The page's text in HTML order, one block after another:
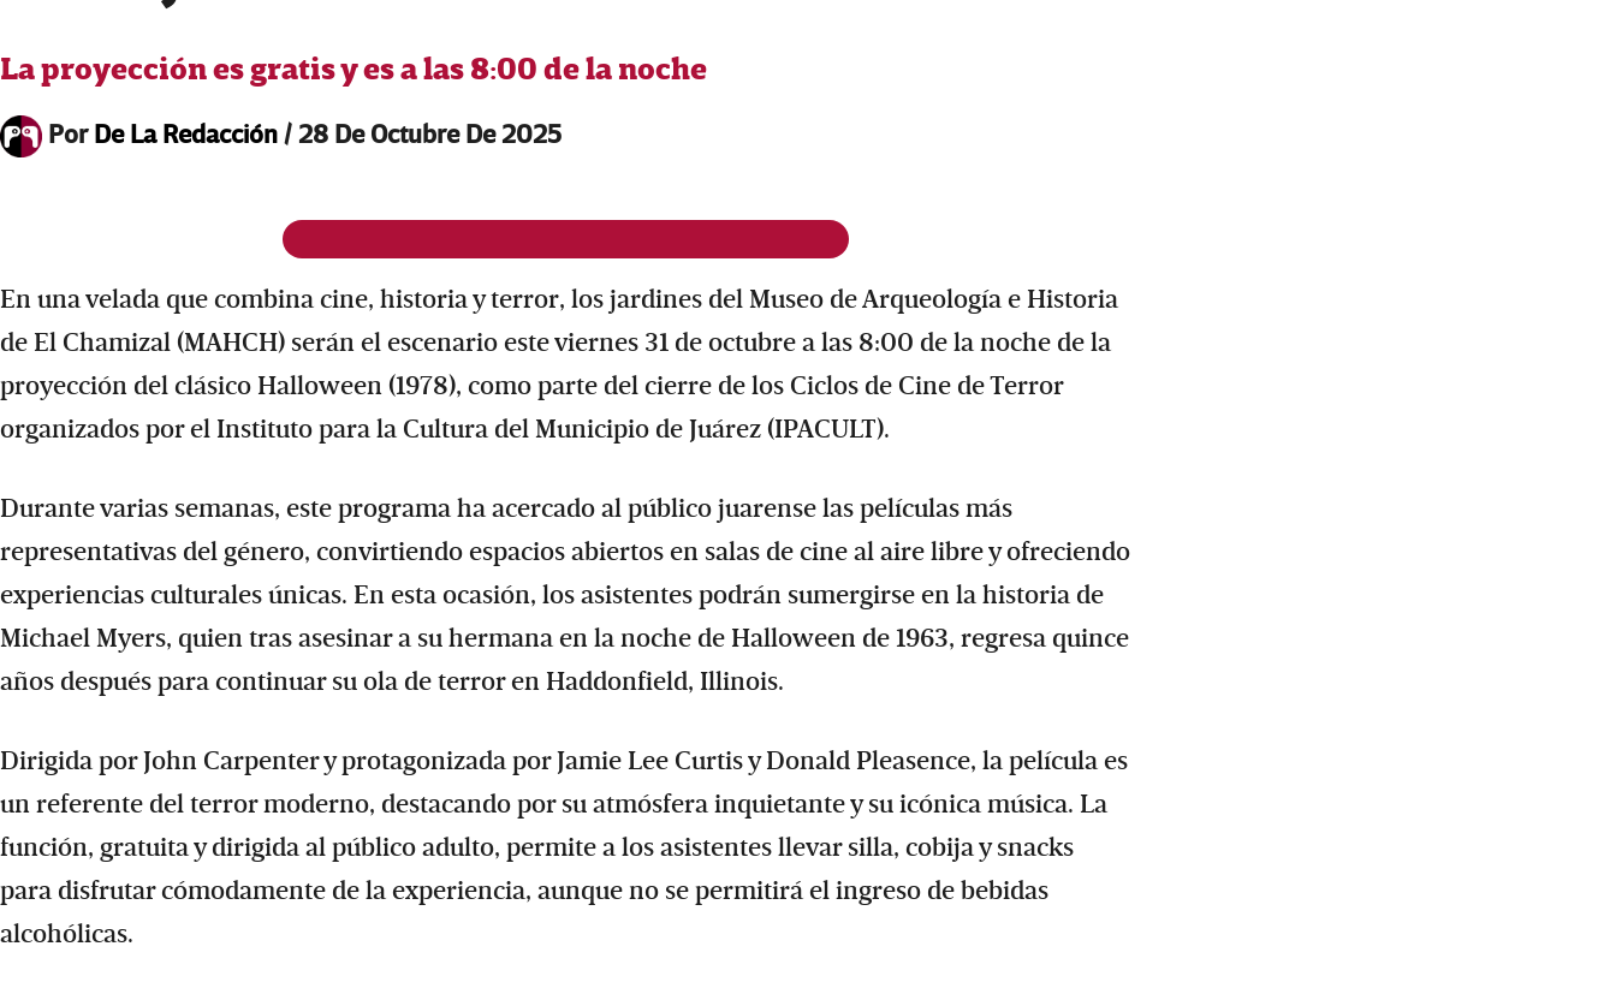
La proyección es gratis y es a las 8:00 de la noche
PorDe La Redacción/ 28 De Octubre De 2025
En una velada que combina cine, historia y terror, los jardines del Museo de Arqueología e Historia
de El Chamizal (MAHCH) serán el escenario este viernes 31 de octubre a las 8:00 de la noche de la
proyección del clásico Halloween (1978), como parte del cierre de los Ciclos de Cine de Terror
organizados por el Instituto para la Cultura del Municipio de Juárez (IPACULT).
Durante varias semanas, este programa ha acercado al público juarense las películas más
representativas del género, convirtiendo espacios abiertos en salas de cine al aire libre y ofreciendo
experiencias culturales únicas. En esta ocasión, los asistentes podrán sumergirse en la historia de
Michael Myers, quien tras asesinar a su hermana en la noche de Halloween de 1963, regresa quince
años después para continuar su ola de terror en Haddonfield, Illinois.
Dirigida por John Carpenter y protagonizada por Jamie Lee Curtis y Donald Pleasence, la película es
un referente del terror moderno, destacando por su atmósfera inquietante y su icónica música. La
función, gratuita y dirigida al público adulto, permite a los asistentes llevar silla, cobija y snacks
para disfrutar cómodamente de la experiencia, aunque no se permitirá el ingreso de bebidas
alcohólicas.